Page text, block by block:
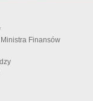
Finansów